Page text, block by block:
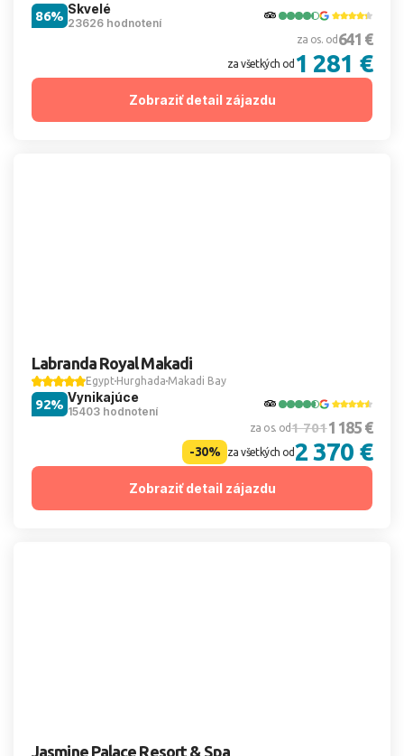
Skvelé
23626 hodnotení
86%
za os. od 641 €
za všetkých od 1 281 €
Zobraziť detail zájazdu
Labranda Royal Makadi
Egypt Hurghada Makadi Bay
Vynikajúce
15403 hodnotení
92%
za os. od1 7011 185 €
-30% za všetkých od2 370 €
Zobraziť detail zájazdu
Jasmine Palace Resort & Spa